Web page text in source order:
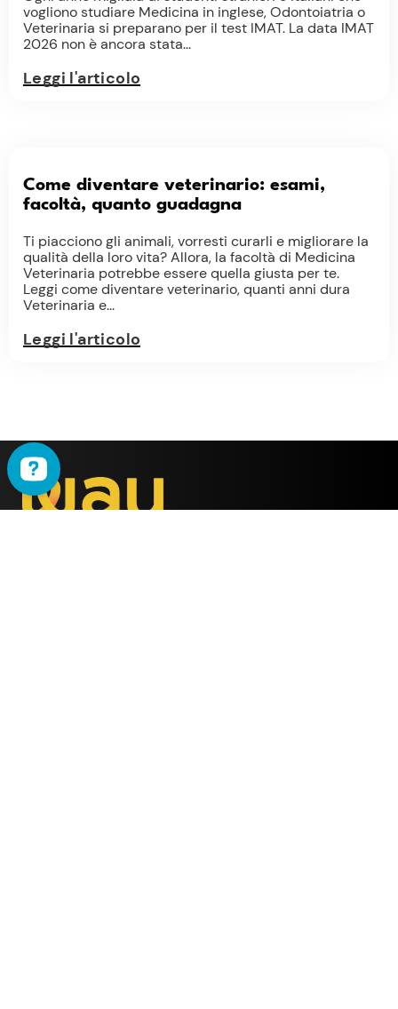
vogliono studiare Medicina in inglese, Odontoiatria o
Veterinaria si preparano per il test IMAT. La data IMAT
2026 non è ancora stata...
Leggi l'articolo
Come diventare veterinario: esami,
facoltà, quanto guadagna
Ti piacciono gli animali, vorresti curarli e migliorare la
qualità della loro vita? Allora, la facoltà di Medicina
Veterinaria potrebbe essere quella giusta per te.
Leggi come diventare veterinario, quanti anni dura
Veterinaria e...
Leggi l'articolo